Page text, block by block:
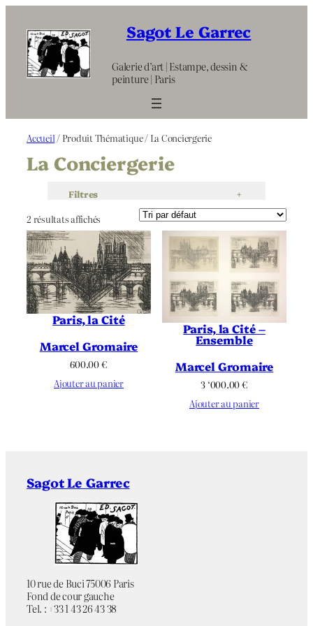
contenu
Sagot Le Garrec
Galerie d’art | Estampe, dessin &
peinture | Paris
Accueil / Produit Thématique / La Conciergerie
La Conciergerie
Filtres +
2 résultats affichés
Paris, la Cité
Marcel Gromaire
600.00€
Ajouter au panier
Paris, la Cité –
Ensemble
Marcel Gromaire
3 ‘000.00€
Ajouter au panier
Sagot Le Garrec
10 rue de Buci 75006 Paris
Fond de cour gauche
Tel. : +33 1 43 26 43 38